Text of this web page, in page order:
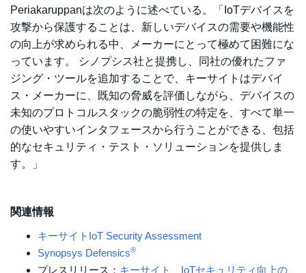
Periakaruppanは次のように述べている。「IoTデバイスを
攻撃から保護することは、新しいデバイスの需要や機能性
の向上が求められる中、メーカーにとって極めて困難にな
っています。 シノプシス社と提携し、同社の優れたファ
ジング・ツールを追加することで、キーサイトはデバイ
ス・メーカーに、既知の脅威を評価しながら、デバイスの
未知のプロトコルスタックの脆弱性の特定を、すべて単一
の使いやすいインタフェースから行うことができる、包括
的なセキュリティ・テスト・ソリューションを提供しま
す。」
関連情報
キーサイトIoT Security Assessment
Synopsys Defensics®
プレスリリース： キーサイト、IoTセキュリティ向上の